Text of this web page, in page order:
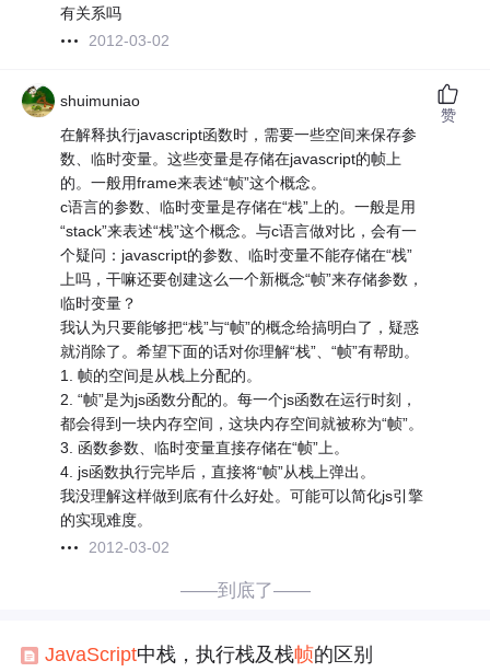
有关系吗
2012-03-02
shuimuniao
在解释执行javascript函数时，需要一些空间来保存参
数、临时变量。这些变量是存储在javascript的帧上
的。一般用frame来表述“帧”这个概念。
c语言的参数、临时变量是存储在“栈”上的。一般是用
“stack”来表述“栈”这个概念。与c语言做对比，会有一
个疑问：javascript的参数、临时变量不能存储在“栈”
上吗，干嘛还要创建这么一个新概念“帧”来存储参数，
临时变量？
我认为只要能够把“栈”与“帧”的概念给搞明白了，疑惑
就消除了。希望下面的话对你理解“栈”、“帧”有帮助。
1. 帧的空间是从栈上分配的。
2. “帧”是为js函数分配的。每一个js函数在运行时刻，
都会得到一块内存空间，这块内存空间就被称为“帧”。
3. 函数参数、临时变量直接存储在“帧”上。
4. js函数执行完毕后，直接将“帧”从栈上弹出。
我没理解这样做到底有什么好处。可能可以简化js引擎
的实现难度。
2012-03-02
赞
——到底了——
JavaScript中栈，执行栈及栈帧的区别